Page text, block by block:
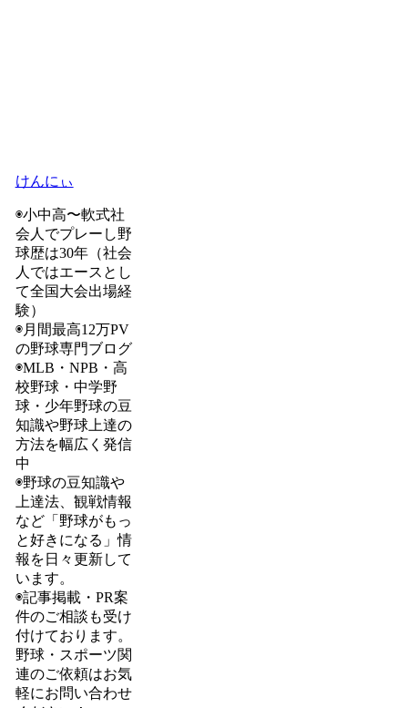
けんにぃ
◉小中高〜軟式社
会人でプレーし野
球歴は30年（社会
人ではエースとし
て全国大会出場経
験）
◉月間最高12万PV
の野球専門ブログ
◉MLB・NPB・高
校野球・中学野
球・少年野球の豆
知識や野球上達の
方法を幅広く発信
中
◉野球の豆知識や
上達法、観戦情報
など「野球がもっ
と好きになる」情
報を日々更新して
います。
◉記事掲載・PR案
件のご相談も受け
付けております。
野球・スポーツ関
連のご依頼はお気
軽にお問い合わせ